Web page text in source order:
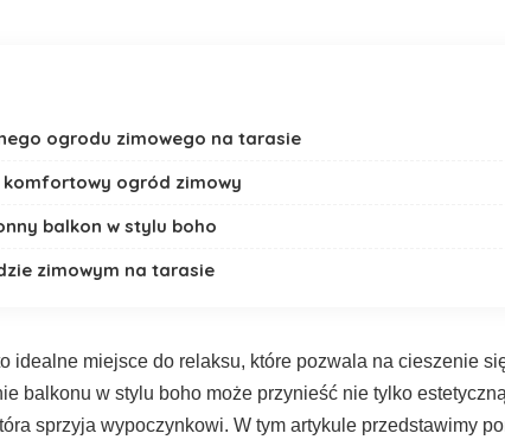
ogrodu zimowego na tarasie
komfortowy ogród zimowy
balkon w stylu boho
zimowym na tarasie
idealne miejsce do relaksu, które pozwala na cieszenie
balkonu w stylu boho może przynieść nie tylko
sprzyja wypoczynkowi. W tym artykule przedstawimy